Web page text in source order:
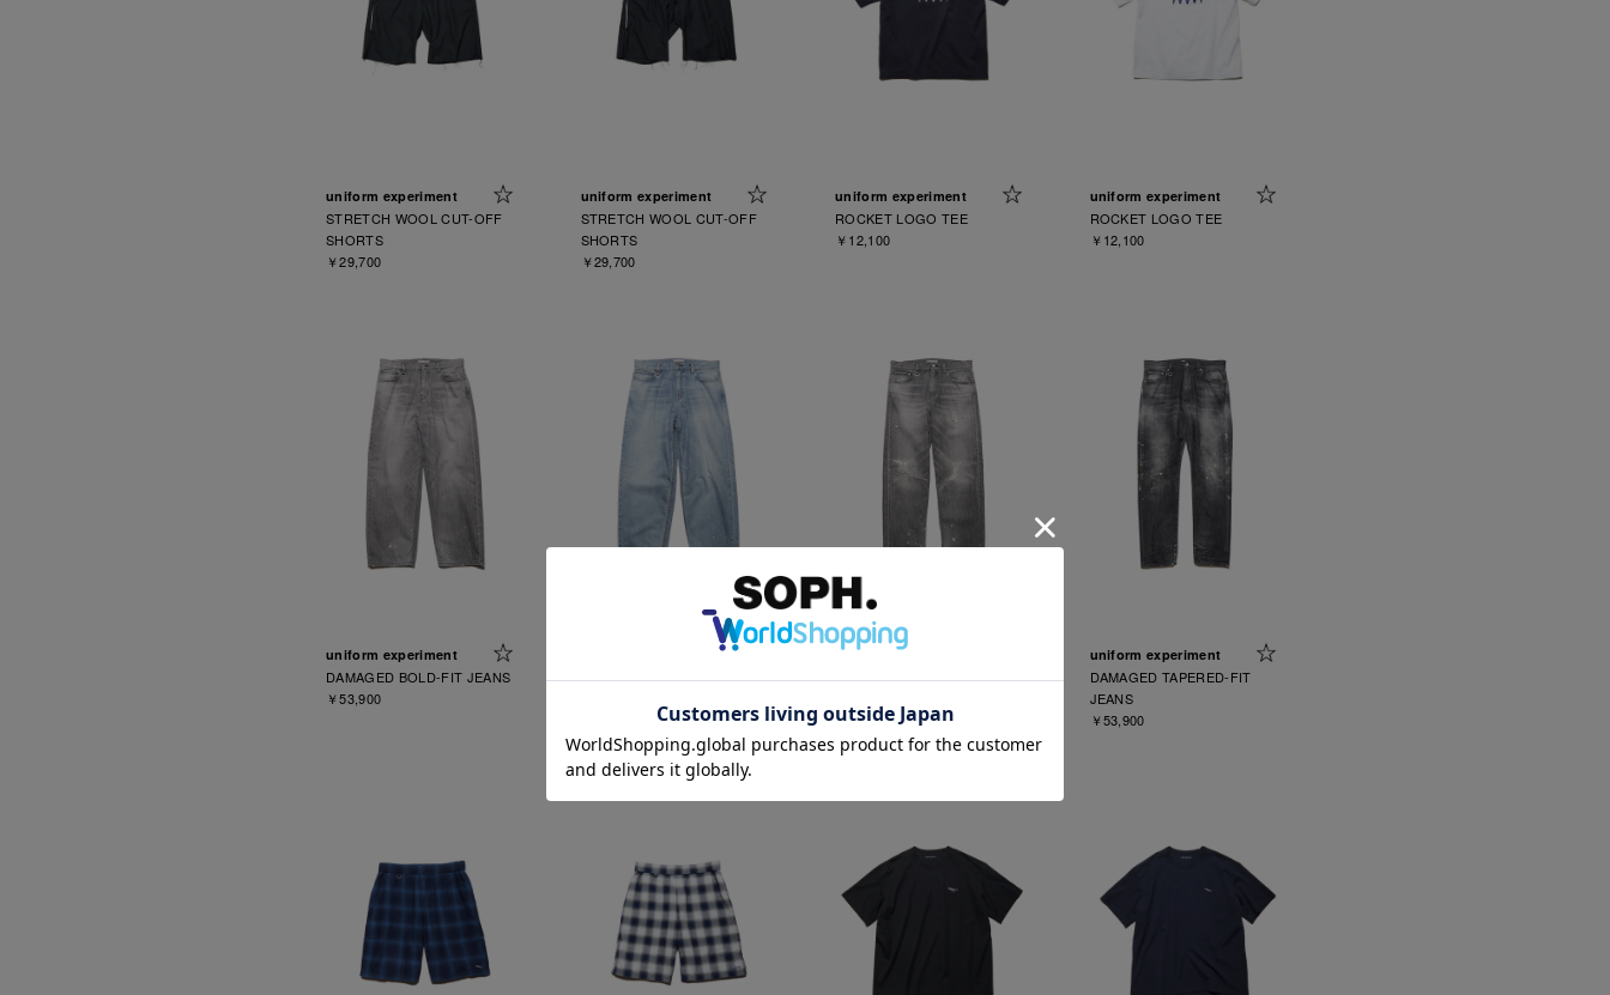
uniform experiment
STRETCH WOOL CUT-OFF
SHORTS
￥29,700
uniform experiment
STRETCH WOOL CUT-OFF
SHORTS
￥29,700
uniform experiment
ROCKET LOGO TEE
￥12,100
uniform experiment
ROCKET LOGO TEE
￥12,100
uniform experiment
DAMAGED BOLD-FIT JEANS
￥53,900
DAMAGED BOLD-FIT JEANS
uniform experiment
DAMAGED REGULAR-FIT
￥53,900
uniform experiment
DAMAGED TAPERED-FIT
JEANS
￥53,900